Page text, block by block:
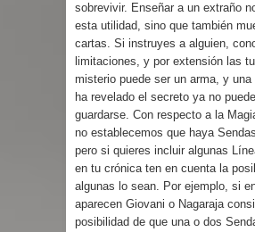
sobrevivir. Enseñar a un extraño
esta utilidad, sino que también
cartas. Si instruyes a alguien,
limitaciones, y por extensión las
misterio puede ser un arma, y
ha revelado el secreto ya no
guardarse. Con respecto a la
no establecemos que haya
pero si quieres incluir algunas
en tu crónica ten en cuenta la
algunas lo sean. Por ejemplo, si
aparecen Giovani o Nagaraja
posibilidad de que una o dos